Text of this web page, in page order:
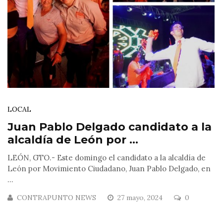
LOCAL
Juan Pablo Delgado candidato a la
alcaldía de León por ...
LEÓN, GTO.- Este domingo el candidato a la alcaldía de
León por Movimiento Ciudadano, Juan Pablo Delgado, en
...
CONTRAPUNTO NEWS 27 mayo, 2024 0